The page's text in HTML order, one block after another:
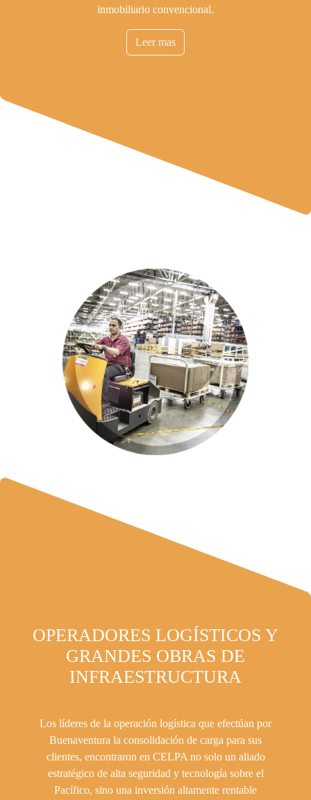
inmobiliario convencional.
Leer mas
OPERADORES LOGÍSTICOS Y
GRANDES OBRAS DE
INFRAESTRUCTURA
Los líderes de la operación logística que efectúan por
Buenaventura la consolidación de carga para sus
clientes, encontraron en CELPA no solo un aliado
estratégico de alta seguridad y tecnología sobre el
Pacífico, sino una inversión altamente rentable